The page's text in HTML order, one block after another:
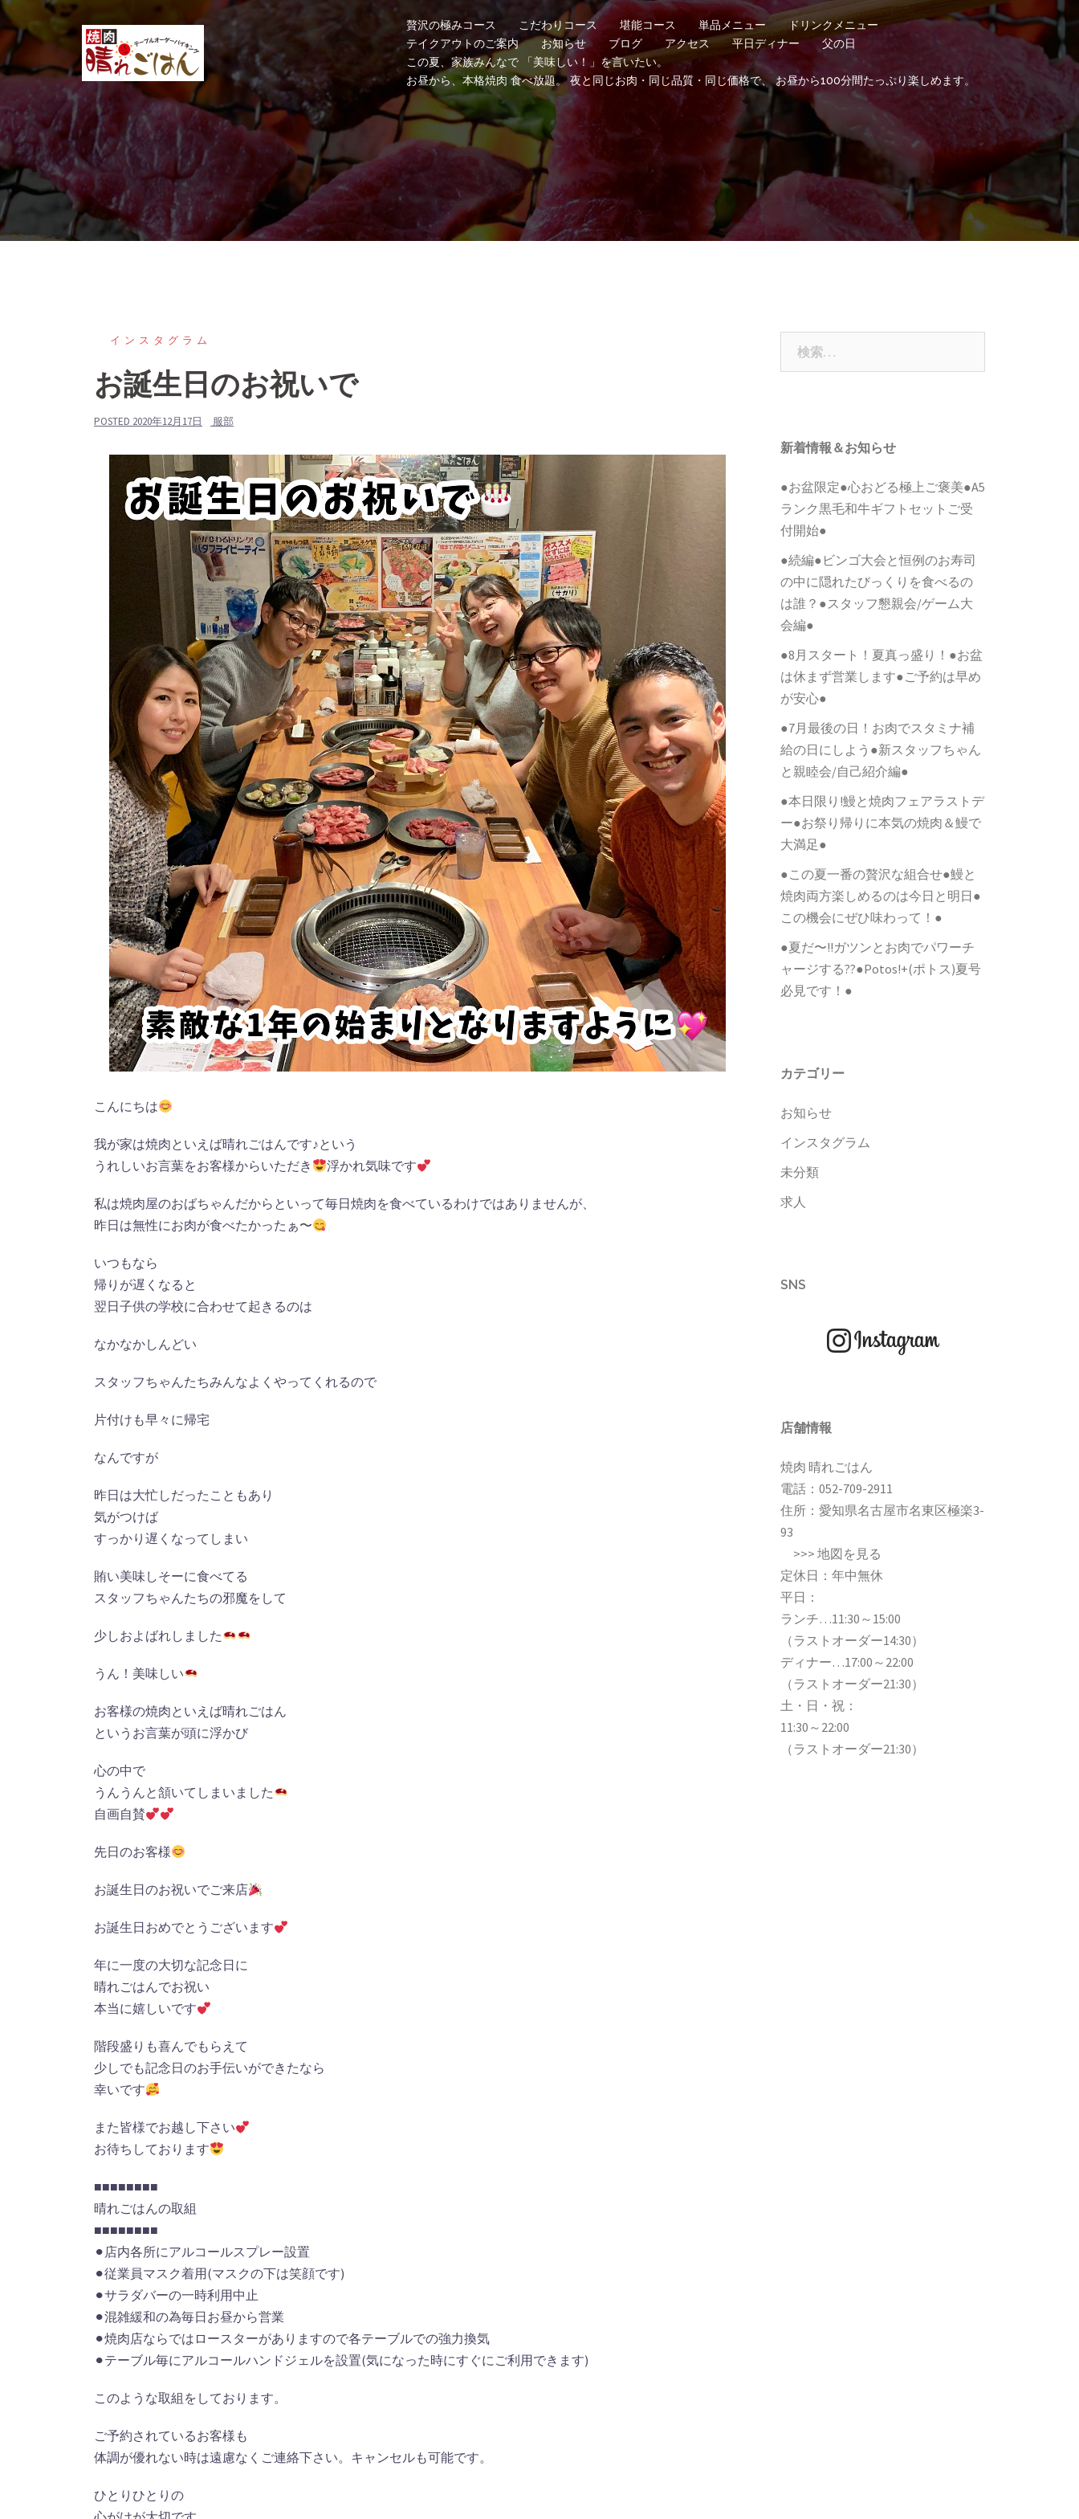
コ
ン
テ
ン
ス
キ
ッ
プ
贅沢の極みコース こだわりコース 堪能コース 単品メニュー
ドリンクメニュー
テイクアウトのご案内
お知らせ ブログ アクセス 平日ディナー
父の日
この夏、家族みんなで 「美味しい！」を言いたい。
お昼から、本格焼肉 食べ放題。 夜と同じお肉・同じ品質・同じ価格で、 お昼から100分間たっぷり楽しめます。
インスタグラム
お誕生日のお祝いで
POSTED 2020年12月17日 服部
こんにちは
我が家は焼肉といえば晴れごはんです♪という
うれしいお言葉をお客様からいただき
浮かれ気味です
私は焼肉屋のおばちゃんだからといって毎日焼肉を食べているわけではありませんが、
昨日は無性にお肉が食べたかったぁ〜
いつもなら
帰りが遅くなると
翌日子供の学校に合わせて起きるのは
なかなかしんどい
スタッフちゃんたちみんなよくやってくれるので
片付けも早々に帰宅
なんですが
昨日は大忙しだったこともあり
気がつけば
すっかり遅くなってしまい
賄い美味しそーに食べてる
スタッフちゃんたちの邪魔をして
少しおよばれしました
うん！美味しい
お客様の焼肉といえば晴れごはん
というお言葉が頭に浮かび
心の中で
うんうんと頷いてしまいました
自画自賛
先日のお客様
お誕生日のお祝いでご来店
お誕生日おめでとうございます
年に一度の大切な記念日に
晴れごはんでお祝い
本当に嬉しいです
階段盛りも喜んでもらえて
少しでも記念日のお手伝いができたなら
幸いです
また皆様でお越し下さい
お待ちしております
■■■■■■■■
晴れごはんの取組
■■■■■■■■
⚫︎店内各所にアルコールスプレー設置
⚫︎従業員マスク着用(マスクの下は笑顔です)
⚫︎サラダバーの一時利用中止
⚫︎混雑緩和の為毎日お昼から営業
⚫︎焼肉店ならではロースターがありますので各テーブルでの強力換気
⚫︎テーブル毎にアルコールハンドジェルを設置(気になった時にすぐにご利用できます)
このような取組をしております。
ご予約されているお客様も
体調が優れない時は遠慮なくご連絡下さい。キャンセルも可能です。
ひとりひとりの
新着情報＆お知らせ
●お盆限定●心おどる極上ご褒美●A5
ランク黒毛和牛ギフトセットご受
付開始●
●続編●ビンゴ大会と恒例のお寿司
の中に隠れたびっくりを食べるの
は誰？●スタッフ懇親会/ゲーム大
会編●
●8月スタート！夏真っ盛り！●お盆
は休まず営業します●ご予約は早め
が安心●
●7月最後の日！お肉でスタミナ補
給の日にしよう●新スタッフちゃん
と親睦会/自己紹介編●
●本日限り!鰻と焼肉フェアラストデ
ー●お祭り帰りに本気の焼肉＆鰻で
大満足●
●この夏一番の贅沢な組合せ●鰻と
焼肉両方楽しめるのは今日と明日●
この機会にぜひ味わって！●
●夏だ〜!!ガツンとお肉でパワーチ
ャージする??●Potos!+(ポトス)夏号
必見です！●
カテゴリー
お知らせ
インスタグラム
未分類
求人
SNS
店舗情報
焼肉 晴れごはん
電話： 052-709-2911
住所：愛知県名古屋市名東区極楽3-
93
>>> 地図を見る
定休日：年中無休
平日：
ランチ…11:30～15:00
（ラストオーダー14:30）
ディナー…17:00～22:00
（ラストオーダー21:30）
土・日・祝：
11:30～22:00
（ラストオーダー21:30）